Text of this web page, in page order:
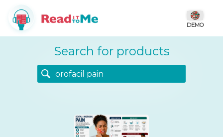
DEMO
Search for products